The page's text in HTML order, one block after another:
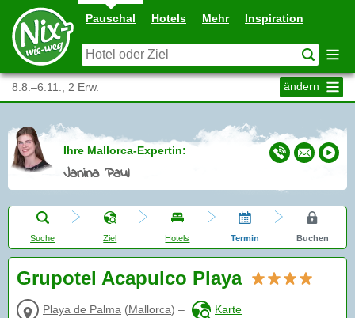
Pauschal Hotels Mehr Inspiration
8.8.–6.11., 2 Erw. ändern
Ihre Mallorca-Expertin:
Janina Paul
Suche Ziel Hotels Termin Buchen
Grupotel Acapulco Playa
Playa de Palma (Mallorca) – Karte